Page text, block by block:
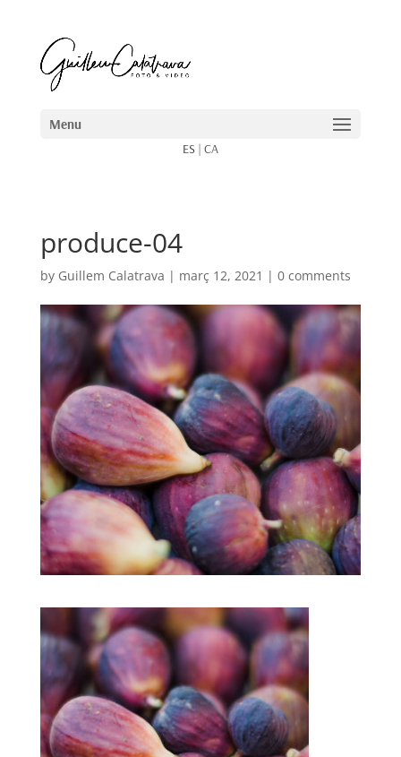
ES| CA
produce-04
by Guillem Calatrava | març 12, 2021 | 0 comments